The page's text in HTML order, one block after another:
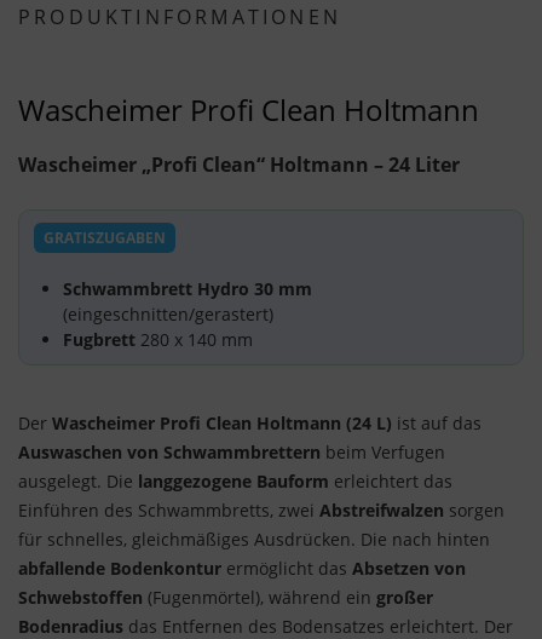
PRODUKTINFORMATIONEN
Wascheimer Profi Clean Holtmann
Wascheimer „Profi Clean“ Holtmann – 24 Liter
GRATISZUGABEN
Schwammbrett Hydro 30 mm
(eingeschnitten/gerastert)
Fugbrett 280 x 140 mm
Der Wascheimer Profi Clean Holtmann (24 L) ist auf das
Auswaschen von Schwammbrettern beim Verfugen
ausgelegt. Die langgezogene Bauform erleichtert das
Einführen des Schwammbretts, zwei Abstreifwalzen sorgen
für schnelles, gleichmäßiges Ausdrücken. Die nach hinten
abfallende Bodenkontur ermöglicht das Absetzen von
Schwebstoffen (Fugenmörtel), während ein großer
Bodenradius das Entfernen des Bodensatzes erleichtert. Der